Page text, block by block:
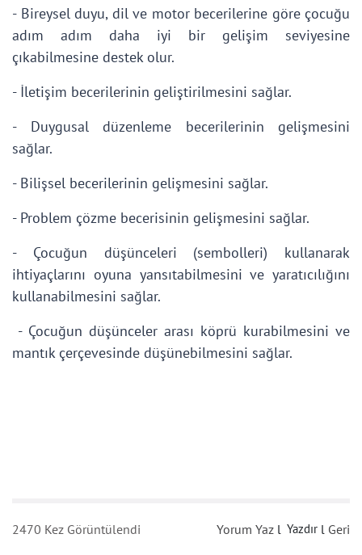
- Bireysel duyu, dil ve motor becerilerine göre çocuğu
adım adım daha iyi bir gelişim seviyesine
çıkabilmesine destek olur.
- İletişim becerilerinin geliştirilmesini sağlar.
- Duygusal düzenleme becerilerinin gelişmesini
sağlar.
- Bilişsel becerilerinin gelişmesini sağlar.
- Problem çözme becerisinin gelişmesini sağlar.
- Çocuğun düşünceleri (sembolleri) kullanarak
ihtiyaçlarını oyuna yansıtabilmesini ve yaratıcılığını
kullanabilmesini sağlar.
- Çocuğun düşünceler arası köprü kurabilmesini ve
mantık çerçevesinde düşünebilmesini sağlar.
2470 Kez Görüntülendi Yorum Yaz l Yazdır l Geri